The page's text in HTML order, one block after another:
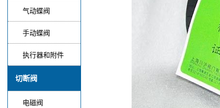
气动蝶阀
手动蝶阀
执行器和附件
切断阀
电磁阀